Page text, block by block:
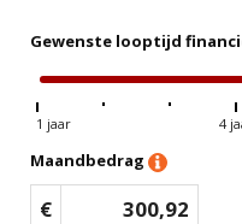
Gewenste looptijd
1 jaar 4
Maandbedrag
€ 300,92